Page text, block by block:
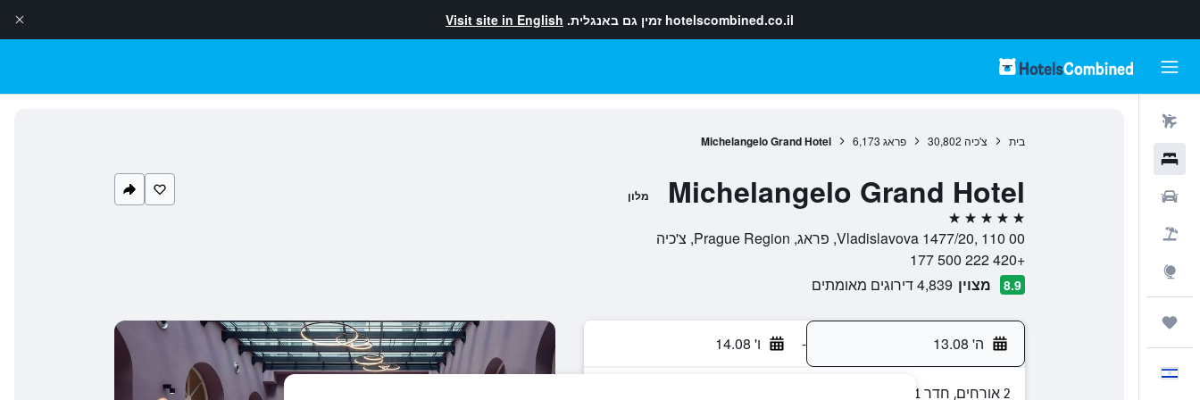
hotelscombined.co.il זמין גם באנגלית. Visit site in English
בית צ'כיה 30,802 פראג 6,173
Michelangelo Grand Hotel
Michelangelo Grand Hotel מלון
5 כוכבים
Vladislavova 1477/20, 110 00, פראג, Prague Region, צ'כיה
+420 222 500 177
8.9 מצוין 4,839 דירוגים מאומתים
ה' 13.08 - ו' 14.08
2 אורחים, חדר 1